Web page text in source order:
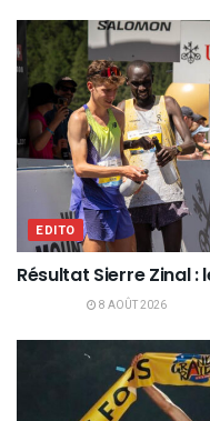
EDITO
Résultat Sierre Zinal
8 AOÛT 2026